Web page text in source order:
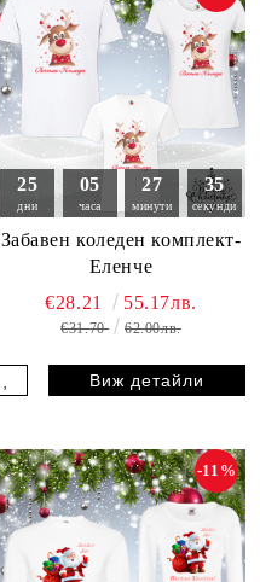
25
дни
05
часа
27
минути
33
секунди
Забавен коледен комплект-
Еленче
€28.21 55.17лв.
€31.70 62.00лв.
Виж детайли
-11%